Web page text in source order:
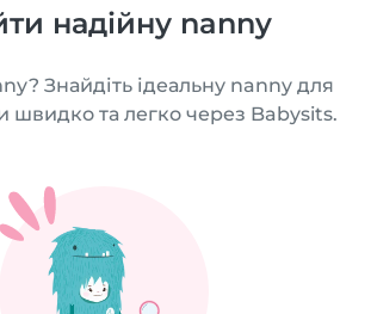
надійну nanny
Знайдіть ідеальну nanny для
швидко та легко через Babysits.